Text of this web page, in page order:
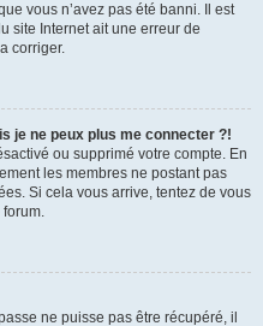
vous n’avez pas été banni. Il est
site Internet ait une erreur de
corriger.
je ne peux plus me connecter ?!
ou supprimé votre compte. En
les membres ne postant pas
Si cela vous arrive, tentez de vous
ne puisse pas être récupéré, il